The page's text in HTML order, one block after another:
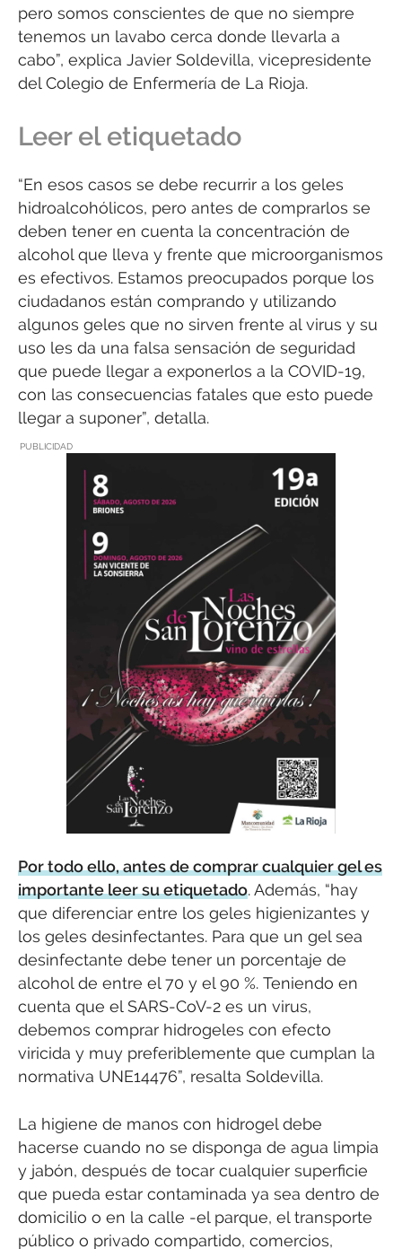
pero somos conscientes de que no siempre
tenemos un lavabo cerca donde llevarla a
cabo”, explica Javier Soldevilla, vicepresidente
del Colegio de Enfermería de La Rioja.
Leer el etiquetado
“En esos casos se debe recurrir a los geles
hidroalcohólicos, pero antes de comprarlos se
deben tener en cuenta la concentración de
alcohol que lleva y frente que microorganismos
es efectivos. Estamos preocupados porque los
ciudadanos están comprando y utilizando
algunos geles que no sirven frente al virus y su
uso les da una falsa sensación de seguridad
que puede llegar a exponerlos a la COVID-19,
con las consecuencias fatales que esto puede
llegar a suponer”, detalla.
PUBLICIDAD
Por todo ello, antes de comprar cualquier gel es
importante leer su etiquetado. Además, “hay
que diferenciar entre los geles higienizantes y
los geles desinfectantes. Para que un gel sea
desinfectante debe tener un porcentaje de
alcohol de entre el 70 y el 90 %. Teniendo en
cuenta que el SARS-CoV-2 es un virus,
debemos comprar hidrogeles con efecto
viricida y muy preferiblemente que cumplan la
normativa UNE14476”, resalta Soldevilla.
La higiene de manos con hidrogel debe
hacerse cuando no se disponga de agua limpia
y jabón, después de tocar cualquier superficie
que pueda estar contaminada ya sea dentro de
domicilio o en la calle -el parque, el transporte
público o privado compartido, comercios,